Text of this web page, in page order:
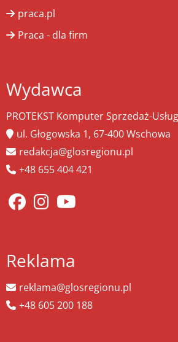
praca.pl
Praca - dla firm
Wydawca
PROTEKST Komputer Sprzedaż-
ul. Głogowska 1, 67-400 Wschowa
redakcja@glosregionu.pl
+48 655 404 421
Reklama
reklama@glosregionu.pl
+48 605 200 188